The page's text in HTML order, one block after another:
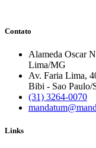
Contato
Alameda Oscar
Lima/MG
Av. Faria Lima,
Bibi - Sao Paulo/
(31) 3264-0070
Links